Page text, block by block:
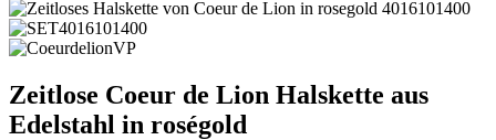
Zeitlose Coeur de Lion Halskette aus
Edelstahl in roségold